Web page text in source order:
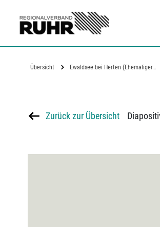
Übersicht Ewaldsee bei Herten (Ehemaliger…
Zurück zur Übersicht